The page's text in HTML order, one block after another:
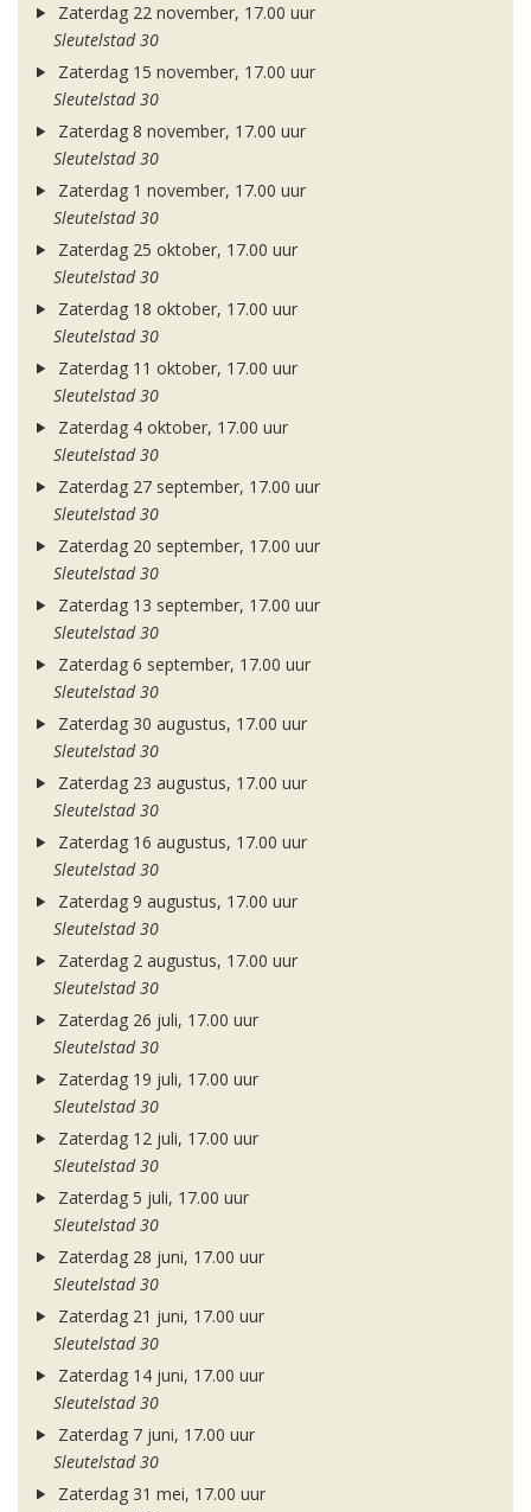
Zaterdag 22 november, 17.00 uur
Sleutelstad 30
Zaterdag 15 november, 17.00 uur
Sleutelstad 30
Zaterdag 8 november, 17.00 uur
Sleutelstad 30
Zaterdag 1 november, 17.00 uur
Sleutelstad 30
Zaterdag 25 oktober, 17.00 uur
Sleutelstad 30
Zaterdag 18 oktober, 17.00 uur
Sleutelstad 30
Zaterdag 11 oktober, 17.00 uur
Sleutelstad 30
Zaterdag 4 oktober, 17.00 uur
Sleutelstad 30
Zaterdag 27 september, 17.00 uur
Sleutelstad 30
Zaterdag 20 september, 17.00 uur
Sleutelstad 30
Zaterdag 13 september, 17.00 uur
Sleutelstad 30
Zaterdag 6 september, 17.00 uur
Sleutelstad 30
Zaterdag 30 augustus, 17.00 uur
Sleutelstad 30
Zaterdag 23 augustus, 17.00 uur
Sleutelstad 30
Zaterdag 16 augustus, 17.00 uur
Sleutelstad 30
Zaterdag 9 augustus, 17.00 uur
Sleutelstad 30
Zaterdag 2 augustus, 17.00 uur
Sleutelstad 30
Zaterdag 26 juli, 17.00 uur
Sleutelstad 30
Zaterdag 19 juli, 17.00 uur
Sleutelstad 30
Zaterdag 12 juli, 17.00 uur
Sleutelstad 30
Zaterdag 5 juli, 17.00 uur
Sleutelstad 30
Zaterdag 28 juni, 17.00 uur
Sleutelstad 30
Zaterdag 21 juni, 17.00 uur
Sleutelstad 30
Zaterdag 14 juni, 17.00 uur
Sleutelstad 30
Zaterdag 7 juni, 17.00 uur
Sleutelstad 30
Zaterdag 31 mei, 17.00 uur